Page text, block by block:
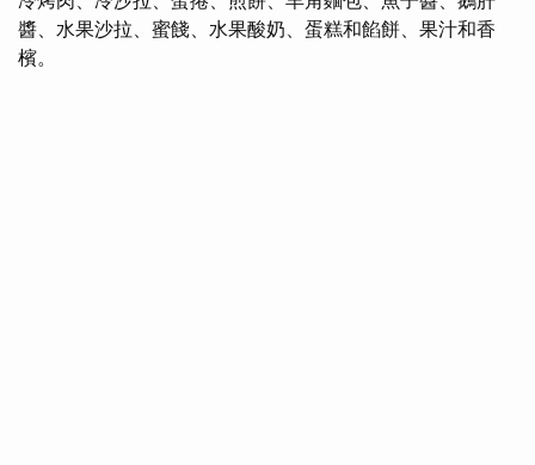
醬、水果沙拉、蜜餞、水果酸奶、蛋糕和餡餅、果汁和香
檳。